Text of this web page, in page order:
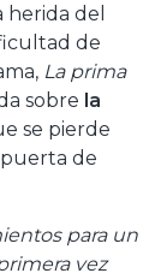
herida del
de
La prima
sobre la
se pierde
de
para un
vez